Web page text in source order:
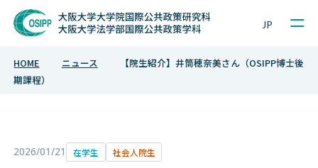
Sample Project
JP
HOME ニュース
【院生紹介】井筒穂奈美さん（OSIPP博士後
期課程）
2026/01/21 在学生 社会人院生